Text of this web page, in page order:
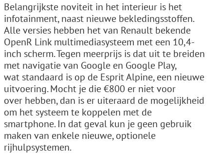
Belangrijkste noviteit in het interieur is het
infotainment, naast nieuwe bekledingsstoffen.
Alle versies hebben het van Renault bekende
OpenR Link multimediasysteem met een 10,4-
inch scherm. Tegen meerprijs is dat uit te breiden
met navigatie van Google en Google Play,
wat standaard is op de Esprit Alpine, een nieuwe
uitvoering. Mocht je die €800 er niet voor
over hebben, dan is er uiteraard de mogelijkheid
om het systeem te koppelen met de
smartphone. In dat geval kun je geen gebruik
maken van enkele nieuwe, optionele
rijhulpsystemen.